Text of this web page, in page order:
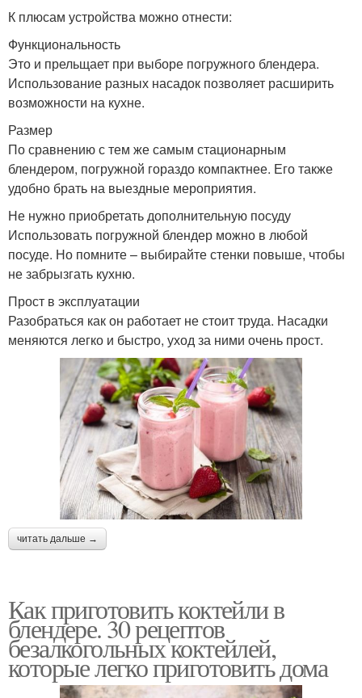
К плюсам устройства можно отнести:
Функциональность
Это и прельщает при выборе погружного блендера.
Использование разных насадок позволяет расширить
возможности на кухне.
Размер
По сравнению с тем же самым стационарным
блендером, погружной гораздо компактнее. Его также
удобно брать на выездные мероприятия.
Не нужно приобретать дополнительную посуду
Использовать погружной блендер можно в любой
посуде. Но помните – выбирайте стенки повыше, чтобы
не забрызгать кухню.
Прост в эксплуатации
Разобраться как он работает не стоит труда. Насадки
меняются легко и быстро, уход за ними очень прост.
читать дальше →
Как приготовить коктейли в
блендере. 30 рецептов
безалкогольных коктейлей,
которые легко приготовить дома